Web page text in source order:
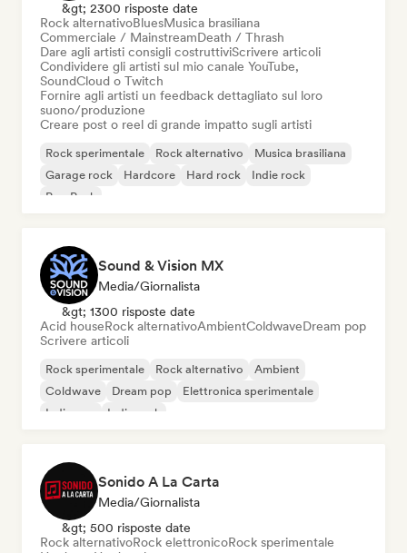
&gt; 2300 risposte date
Rock alternativoBluesMusica brasiliana
Commerciale / MainstreamDeath / Thrash
Dare agli artisti consigli costruttiviScrivere articoli
Condividere gli artisti sul mio canale YouTube,
SoundCloud o Twitch
Fornire agli artisti un feedback dettagliato sul loro
suono/produzione
Creare post o reel di grande impatto sugli artisti
Rock sperimentale Rock alternativo
Musica brasiliana
Garage rock
Hardcore Hard rock
Indie rock
Pop Punk
Sound & Vision MX
Media/Giornalista
&gt; 1300 risposte date
Acid houseRock alternativoAmbientColdwaveDream pop
Scrivere articoli
Rock sperimentale Rock alternativo
Ambient
Coldwave
Dream pop
Elettronica sperimentale
Indie pop
Indie rock
Sonido A La Carta
Media/Giornalista
&gt; 500 risposte date
Rock alternativoRock elettronicoRock sperimentale